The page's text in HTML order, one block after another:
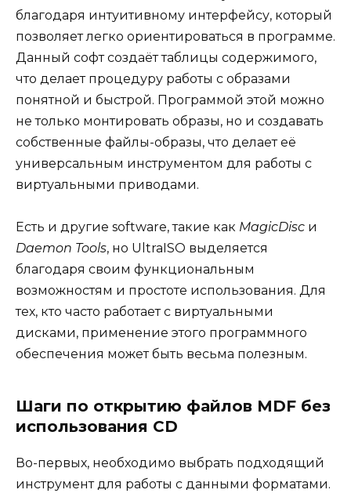
благодаря интуитивному интерфейсу, который
позволяет легко ориентироваться в программе.
Данный софт создаёт таблицы содержимого,
что делает процедуру работы с образами
понятной и быстрой. Программой этой можно
не только монтировать образы, но и создавать
собственные файлы-образы, что делает её
универсальным инструментом для работы с
виртуальными приводами.
Есть и другие software, такие как MagicDisc и
Daemon Tools, но UltraISO выделяется
благодаря своим функциональным
возможностям и простоте использования. Для
тех, кто часто работает с виртуальными
дисками, применение этого программного
обеспечения может быть весьма полезным.
Шаги по открытию файлов MDF без
использования CD
Во-первых, необходимо выбрать подходящий
инструмент для работы с данными форматами.